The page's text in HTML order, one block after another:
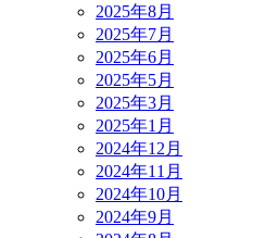
2025年8月
2025年7月
2025年6月
2025年5月
2025年3月
2025年1月
2024年12月
2024年11月
2024年10月
2024年9月